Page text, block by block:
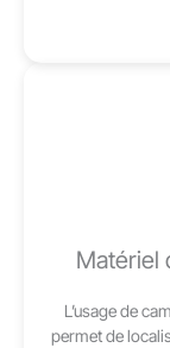
Matériel
L’usage de
permet de